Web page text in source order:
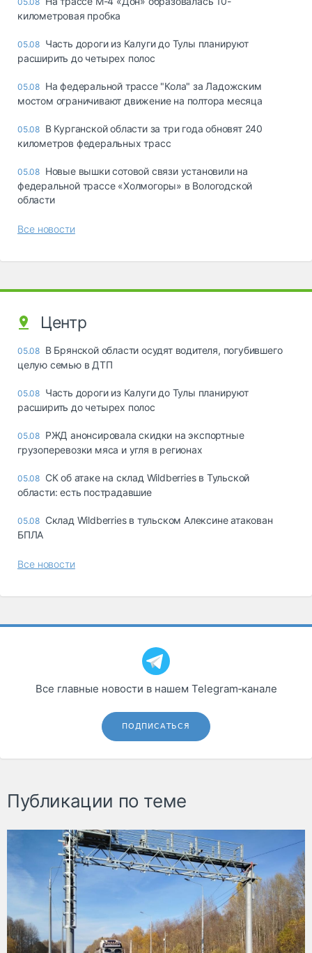
километровая пробка
05.08 Часть дороги из Калуги до Тулы планируют
расширить до четырех полос
05.08 На федеральной трассе "Кола" за Ладожским
мостом ограничивают движение на полтора месяца
05.08 В Курганской области за три года обновят 240
километров федеральных трасс
05.08 Новые вышки сотовой связи установили на
федеральной трассе «Холмогоры» в Вологодской
области
Все новости
Центр
05.08 В Брянской области осудят водителя, погубившего
целую семью в ДТП
05.08 Часть дороги из Калуги до Тулы планируют
расширить до четырех полос
05.08 РЖД анонсировала скидки на экспортные
грузоперевозки мяса и угля в регионах
05.08 СК об атаке на склад Wildberries в Тульской
области: есть пострадавшие
05.08 Склад Wildberries в тульском Алексине атакован
БПЛА
Все новости
Все главные новости в нашем Telegram‑канале
ПОДПИСАТЬСЯ
Публикации по теме